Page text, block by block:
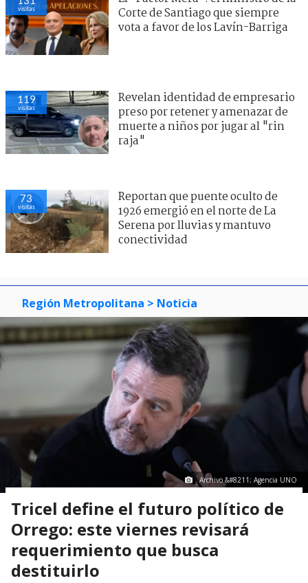
visitas
Corte de Santiago que siempre
vota a favor de los Lavín-Barriga
119
visitas
Revelan identidad de empresario
preso por retener y amenazar de
muerte a niños por jugar al "rin
raja"
73
visitas
Reportan que puente oculto de
1926 emergió en el norte de La
Serena por lluvias y mantuvo
conectividad
Región Metropolitana > Noticia
Archivo &#8211; Agencia UNO
Tricel define el futuro político de
Orrego: este viernes revisará
requerimiento que busca
destituirlo